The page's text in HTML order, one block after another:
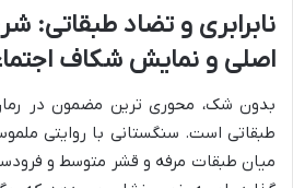
نابرابری و تضاد طبقاتی:
اصلی و نمایش شکاف
بدون شک، محوری ترین مضمون در رمان
طبقاتی است. سنگستانی با روایتی
میان طبقات مرفه و قشر متوسط و